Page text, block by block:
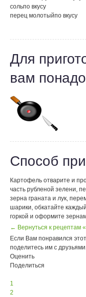
сольпо вкусу
перец молотыйпо вкусу
Для
вам
Способ
Картофель отварите и
часть рубленой зелени,
зерна граната и лук,
шарики, обкатайте
горкой и оформите
← Вернуться к рецептам
Если Вам понравился
поделитесь им с
Оценить
Поделиться
1
2